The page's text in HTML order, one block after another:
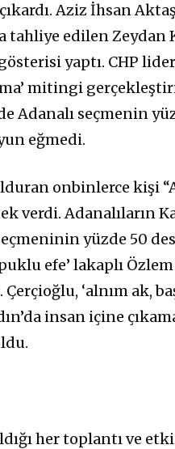
Aziz İhsan
edilen Zeydan
yaptı. CHP
mitingi
Adanalı seçmenin
eğmedi.
onbinlerce kişi
verdi. Adanalıların
yüzde 50
efe’ lakaplı
‘alnım ak,
insan içine
her toplantı ve